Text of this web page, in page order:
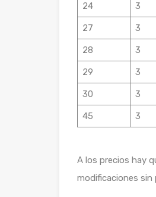
24 3
27 3
28 3
29 3
30 3
45 3
A los precios hay
modificaciones sin